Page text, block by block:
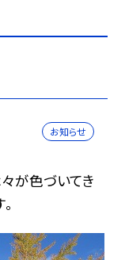
お知らせ
が色づいてき